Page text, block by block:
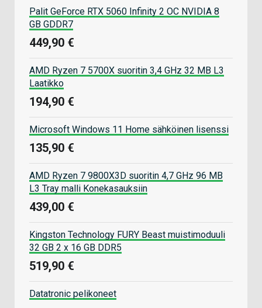
Palit GeForce RTX 5060 Infinity 2 OC NVIDIA 8
GB GDDR7
449,90 €
AMD Ryzen 7 5700X suoritin 3,4 GHz 32 MB L3
Laatikko
194,90 €
Microsoft Windows 11 Home sähköinen lisenssi
135,90 €
AMD Ryzen 7 9800X3D suoritin 4,7 GHz 96 MB
L3 Tray malli Konekasauksiin
439,00 €
Kingston Technology FURY Beast muistimoduuli
32 GB 2 x 16 GB DDR5
519,90 €
Datatronic pelikoneet